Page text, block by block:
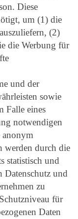
Diese
um (1) die
(2)
die Werbung für
und der
sowie
Falle eines
notwendigen
anonym
werden durch die
statistisch und
Datenschutz und
zu
für
Daten